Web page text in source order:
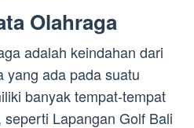
Olahraga
adalah keindahan dari
yang ada pada suatu
banyak tempat-tempat
Lapangan Golf Bali